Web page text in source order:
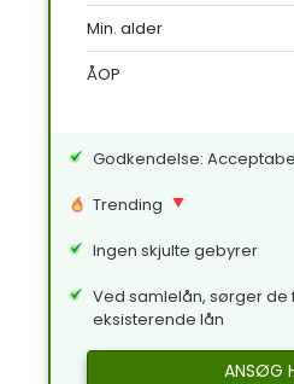
Min. alder
ÅOP
Godkendelse:
Trending
Ingen skjulte gebyrer
Ved samlelån, sørger de
eksisterende lån
ANSØG